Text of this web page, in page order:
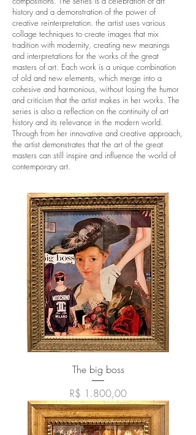
history and a demonstration of the power of
creative reinterpretation. the artist uses various
collage techniques to create images that mix
tradition with modernity, creating new meanings
and interpretations for the works of the great
masters of art. Each work is a unique combination
of old and new elements, which merge into a
cohesive and harmonious, without losing the humor
and criticism that the artist makes in her works. The
series is also a reflection on the continuity of art
history and its relevance in the modern world.
Through from her innovative and creative approach,
the artist demonstrates that the art of the great
masters can still inspire and influence the world of
contemporary art.
The big boss
Preço
R$ 1.800,00